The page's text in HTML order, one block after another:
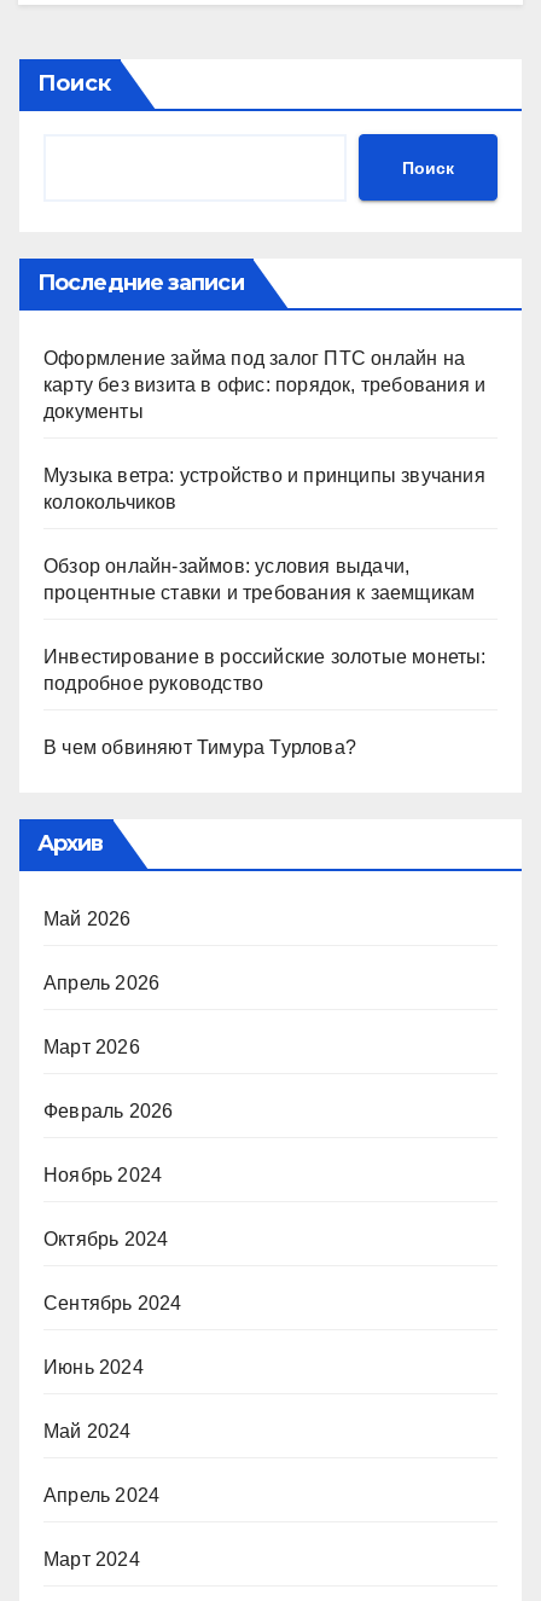
Поиск
Поиск
Последние записи
Оформление займа под залог ПТС онлайн на
карту без визита в офис: порядок, требования и
документы
Музыка ветра: устройство и принципы звучания
колокольчиков
Обзор онлайн-займов: условия выдачи,
процентные ставки и требования к заемщикам
Инвестирование в российские золотые монеты:
подробное руководство
В чем обвиняют Тимура Турлова?
Архив
Май 2026
Апрель 2026
Март 2026
Февраль 2026
Ноябрь 2024
Октябрь 2024
Сентябрь 2024
Июнь 2024
Май 2024
Апрель 2024
Март 2024